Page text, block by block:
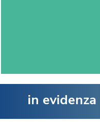
in evidenza